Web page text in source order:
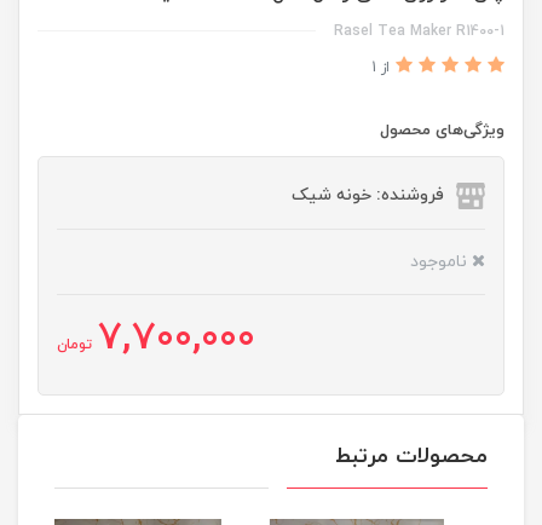
Rasel Tea Maker R1400-1
از 1
ویژگی‌های محصول
فروشنده: خونه شیک
ناموجود
7,700,000 تومان
محصولات مرتبط